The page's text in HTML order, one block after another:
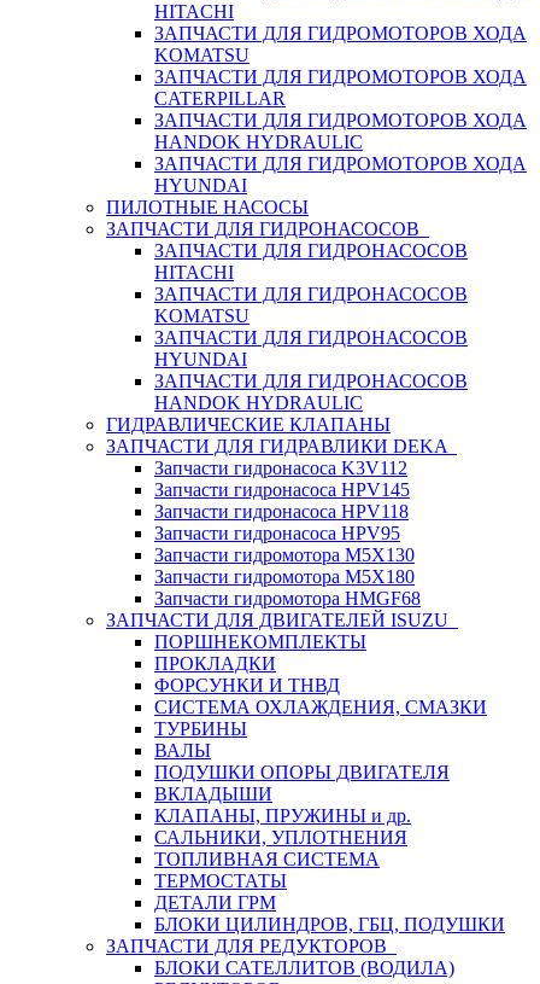
HITACHI
ЗАПЧАСТИ ДЛЯ ГИДРОМОТОРОВ ХОДА
KOMATSU
ЗАПЧАСТИ ДЛЯ ГИДРОМОТОРОВ ХОДА
CATERPILLAR
ЗАПЧАСТИ ДЛЯ ГИДРОМОТОРОВ ХОДА
HANDOK HYDRAULIC
ЗАПЧАСТИ ДЛЯ ГИДРОМОТОРОВ ХОДА
HYUNDAI
ПИЛОТНЫЕ НАСОСЫ
ЗАПЧАСТИ ДЛЯ ГИДРОНАСОСОВ
ЗАПЧАСТИ ДЛЯ ГИДРОНАСОСОВ
HITACHI
ЗАПЧАСТИ ДЛЯ ГИДРОНАСОСОВ
KOMATSU
ЗАПЧАСТИ ДЛЯ ГИДРОНАСОСОВ
HYUNDAI
ЗАПЧАСТИ ДЛЯ ГИДРОНАСОСОВ
HANDOK HYDRAULIC
ГИДРАВЛИЧЕСКИЕ КЛАПАНЫ
ЗАПЧАСТИ ДЛЯ ГИДРАВЛИКИ DEKA
Запчасти гидронасоса K3V112
Запчасти гидронасоса HPV145
Запчасти гидронасоса HPV118
Запчасти гидронасоса HPV95
Запчасти гидромотора M5X130
Запчасти гидромотора M5X180
Запчасти гидромотора HMGF68
ЗАПЧАСТИ ДЛЯ ДВИГАТЕЛЕЙ ISUZU
ПОРШНЕКОМПЛЕКТЫ
ПРОКЛАДКИ
ФОРСУНКИ И ТНВД
СИСТЕМА ОХЛАЖДЕНИЯ, СМАЗКИ
ТУРБИНЫ
ВАЛЫ
ПОДУШКИ ОПОРЫ ДВИГАТЕЛЯ
ВКЛАДЫШИ
КЛАПАНЫ, ПРУЖИНЫ и др.
САЛЬНИКИ, УПЛОТНЕНИЯ
ТОПЛИВНАЯ СИСТЕМА
ТЕРМОСТАТЫ
ДЕТАЛИ ГРМ
БЛОКИ ЦИЛИНДРОВ, ГБЦ, ПОДУШКИ
ЗАПЧАСТИ ДЛЯ РЕДУКТОРОВ
БЛОКИ САТЕЛЛИТОВ (ВОДИЛА)